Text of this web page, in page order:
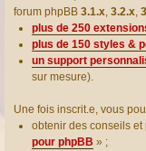
forum phpBB 3.1.x, 3.2.x,
plus de 250
plus de 150 styles &
un support
sur mesure).
Une fois inscrit.e, vous
obtenir des conseils
pour phpBB » ;